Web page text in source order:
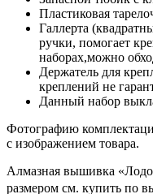
Пластиковая
Галлерта
ручки, помогает
наборах,можно
Держатель для
креплений не
Данный набор
Фотографию
с изображением товара.
Алмазная вышивка
размером см. купить по